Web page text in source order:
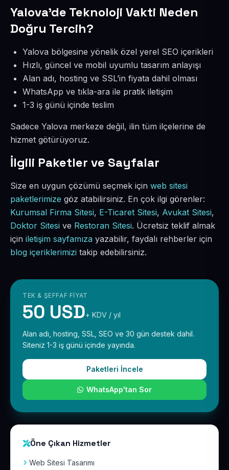
Yalova’de Teknoloji Vakti Neden
Doğru Tercih?
Yalova bölgesine yönelik özel yerel SEO içerikleri
Hızlı, güncel ve mobil uyumlu tasarım anlayışı
Alan adı, hosting ve SSL’in fiyata dahil olması
WhatsApp ve tıkla-ara ile pratik iletişim
1-3 iş günü içinde teslim
Sadece Yalova merkeze değil, ilin tüm ilçelerine de
hizmet götürüyoruz.
İlgili Paketler ve Sayfalar
Size en uygun çözümü seçmek için web sitesi
paketlerimize göz atabilirsiniz. En çok ilgi görenler:
Kurumsal Firma Sitesi, E-Ticaret Sitesi, Avukat Sitesi,
Doktor Sitesi ve Restoran Sitesi. Ücretsiz teklif almak
için iletişim sayfamıza yazabilir, faydalı rehberler için
blog içeriklerimizi takip edebilirsiniz.
TEK & ŞEFFAF FIYAT
50 USD+ KDV / yıl
Alan adı, hosting, SSL, SEO ve 30 gün destek dahil.
Siteniz 1-3 iş günü içinde yayında.
Paketleri İncele
WhatsApp'tan Sor
Öne Çıkan Hizmetler
Web Sitesi Tasarımı